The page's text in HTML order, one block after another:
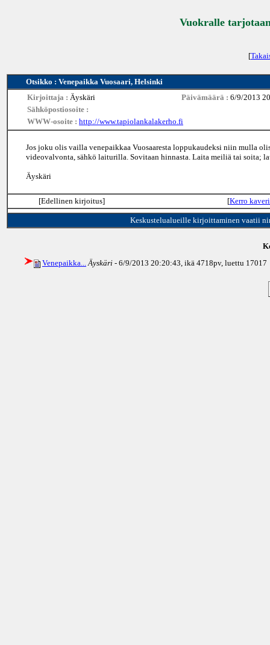
Vuokralle
[
Otsikko : Venepaikka Vuosaari, Helsinki
Kirjoittaja : Äyskäri Päivämäärä : 6/9/2013
Sähköpostiosoite :
WWW-osoite : http://www.tapiolankalakerho.fi
Jos joku olis vailla venepaikkaa Vuosaaresta loppukaudeksi niin mulla
videovalvonta, sähkö laiturilla. Sovitaan hinnasta. Laita meiliä tai soita;
Äyskäri
[Edellinen kirjoitus] [Kerro
Keskustelualueille kirjoittaminen vaatii
Venepaikka... Äyskäri - 6/9/2013 20:20:43, ikä 4718pv, luettu 17017